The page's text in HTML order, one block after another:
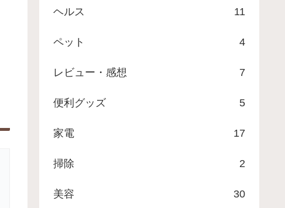
ヘルス 11
ペット 4
レビュー・感想 7
便利グッズ 5
家電 17
掃除 2
美容 30